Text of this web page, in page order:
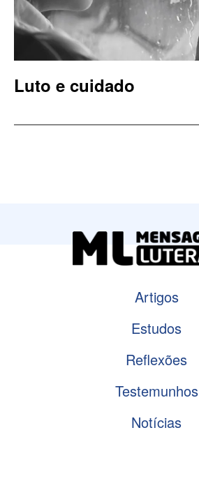
Luto e cuidado
Artigos
Estudos
Reflexões
Testemunhos
Notícias